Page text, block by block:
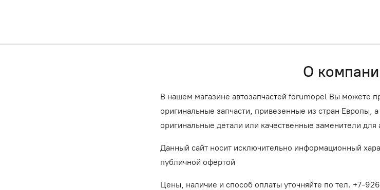
О
В нашем магазине автозапчастей forumopel Вы можете
оригинальные запчасти, привезенные из стран Европы,
оригинальные детали или качественные заменители для
Данный сайт носит исключительно информационный
публичной офертой
Цены, наличие и способ оплаты уточняйте по тел. +7-